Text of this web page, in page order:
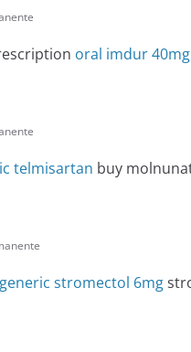
oral imdur 40mg
telmisartan buy
stromectol 6mg